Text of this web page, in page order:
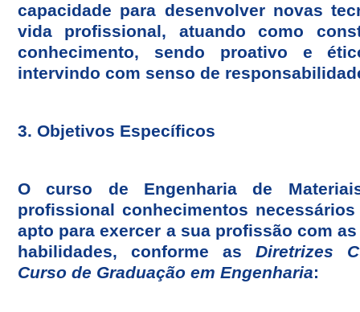
capacidade para desenvolver novas
vida profissional, atuando como
conhecimento, sendo proativo e
intervindo com senso de
3. Objetivos Específicos
O curso de Engenharia de
profissional conhecimentos
apto para exercer a sua profissão com
habilidades, conforme as Diretrizes
Curso de Graduação em Engenharia: